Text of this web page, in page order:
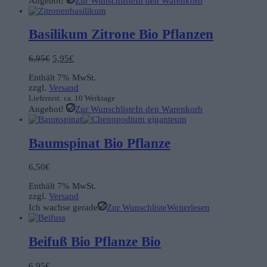
Basilikum Zitrone Bio Pflanzen
6,95€ Ursprünglicher
war:
6,95€
5,95€
ist:
5,95€.
Enthält 7% MwSt.
zzgl. Versand
Lieferzeit: ca. 10 Werktage
Angebot! Zur WunschlisteIn den Warenkorb
Baumspinat Bio Pflanze
6,50€
Enthält 7% MwSt.
zzgl. Versand
Ich wachse gerade
Zur WunschlisteWeiterlesen
Beifuß Bio Pflanze Bio